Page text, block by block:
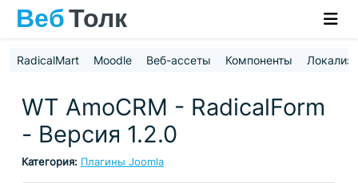
RadicalMart Moodle Веб-ассеты Компоненты
WT AmoCRM - RadicalForm
- Версия 1.2.0
Категория: Плагины Joomla